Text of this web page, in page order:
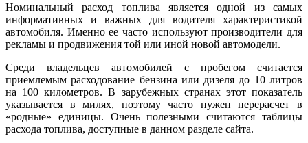
Номинальный расход топлива является одной из самых
информативных и важных для водителя характеристикой
автомобиля. Именно ее часто используют производители для
рекламы и продвижения той или иной новой автомодели.
Среди владельцев автомобилей с пробегом считается
приемлемым расходование бензина или дизеля до 10 литров
на 100 километров. В зарубежных странах этот показатель
указывается в милях, поэтому часто нужен перерасчет в
«родные» единицы. Очень полезными считаются таблицы
расхода топлива, доступные в данном разделе сайта.